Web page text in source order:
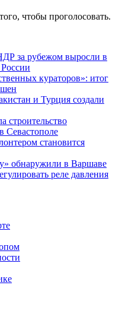
чтобы проголосовать.
за рубежом выросли в
России
кураторов»: итог
и Турция создали
строительство
Севастополе
становится
обнаружили в Варшаве
реле давления